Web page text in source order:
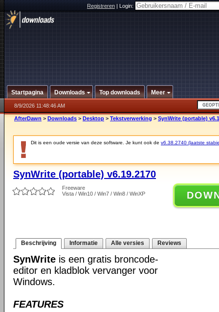
Registreren|Login:
Startpagina Downloads Top downloads Meer
8/9/2026 11:48:46 AM
AfterDawn > Downloads > Desktop > Tekstverwerking > SynWrite (portable)
Dit is een oude versie van deze software. Je kunt ook de v6.38.2740 (laatste
SynWrite (portable) v6.19.2170
Freeware
Vista / Win10 / Win7 / Win8 / WinXP
Beschrijving Informatie Alle versies Reviews
SynWrite is een gratis broncode-
editor en kladblok vervanger voor
Windows.
FEATURES